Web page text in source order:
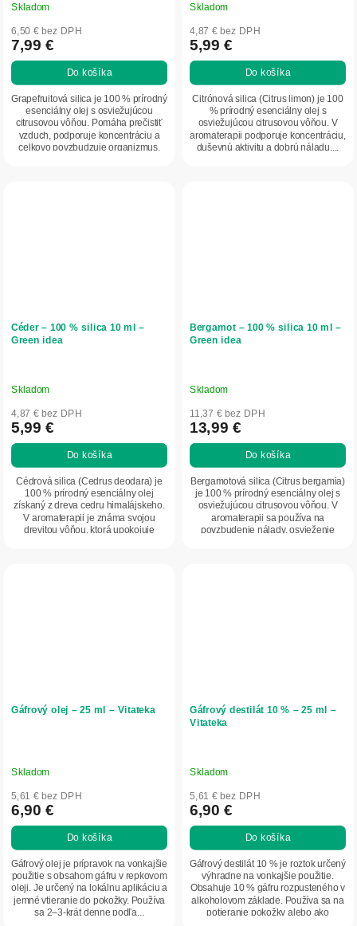
Skladom
6,50 € bez DPH
7,99 €
Do košíka
Grapefruitová silica je 100 % prírodný
esenciálny olej s osviežujúcou
citrusovou vôňou. Pomáha prečistiť
vzduch, podporuje koncentráciu a
celkovo povzbudzuje organizmus.
Skladom
4,87 € bez DPH
5,99 €
Do košíka
Citrónová silica (Citrus limon) je 100
% prírodný esenciálny olej s
osviežujúcou citrusovou vôňou. V
aromaterapii podporuje koncentráciu,
duševnú aktivitu a dobrú náladu....
Céder – 100 % silica 10 ml –
Green idea
Skladom
4,87 € bez DPH
5,99 €
Do košíka
Cédrová silica (Cedrus deodara) je
100 % prírodný esenciálny olej
získaný z dreva cedru himalájskeho.
V aromaterapii je známa svojou
drevitou vôňou, ktorá upokojuje
Bergamot – 100 % silica 10 ml –
Green idea
Skladom
11,37 € bez DPH
13,99 €
Do košíka
Bergamotová silica (Citrus bergamia)
je 100 % prírodný esenciálny olej s
osviežujúcou citrusovou vôňou. V
aromaterapii sa používa na
povzbudenie nálady, osvieženie
Gáfrový olej – 25 ml – Vitateka
Skladom
5,61 € bez DPH
6,90 €
Do košíka
Gáfrový olej je prípravok na vonkajšie
použitie s obsahom gáfru v repkovom
oleji. Je určený na lokálnu aplikáciu a
jemné vtieranie do pokožky. Používa
sa 2–3-krát denne podľa...
Gáfrový destilát 10 % – 25 ml –
Vitateka
Skladom
5,61 € bez DPH
6,90 €
Do košíka
Gáfrový destilát 10 % je roztok určený
výhradne na vonkajšie použitie.
Obsahuje 10 % gáfru rozpusteného v
alkoholovom základe. Používa sa na
potieranie pokožky alebo ako